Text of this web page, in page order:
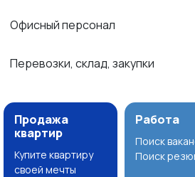
Офисный персонал
Перевозки, склад, закупки
Продажа
квартир
Купите квартиру
своей мечты
Работа
Поиск
Поиск